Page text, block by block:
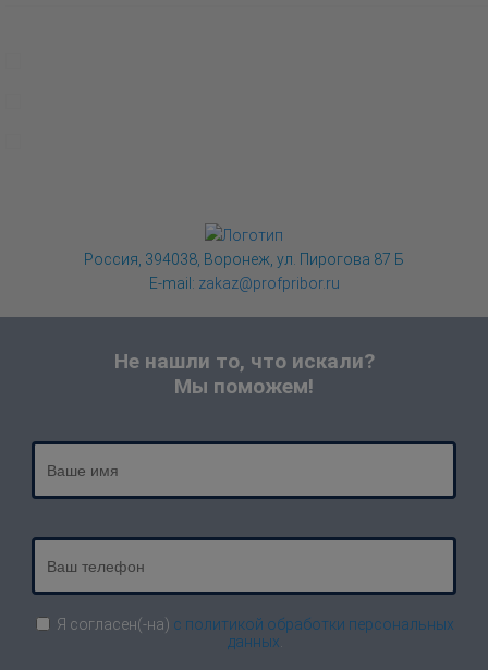
Россия, 394038, Воронеж, ул. Пирогова 87 Б
E-mail: zakaz@profpribor.ru
Не нашли то, что искали?
Мы поможем!
Я согласен(-на) с политикой обработки персональных
данных